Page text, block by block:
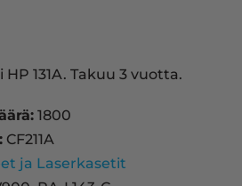
131A. Takuu 3 vuotta.
1800
CF211A
ja Laserkasetit